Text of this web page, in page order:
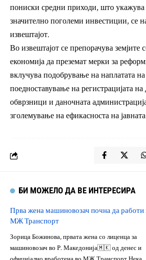
пониски средни приходи, што укажува
значително поголеми инвестиции, се
извештајот.
Во извештајот се препорачува земјите
економија да преземат мерки за
вклучува подобрување на наплатата
поедноставување на регистрацијата
обврзници и даночната
зголемување на ефикасноста на
БИ МОЖЕЛО ДА ВЕ ИНТЕРЕСИРА
Прва жена машиновозач почна да работи
МЖ Транспорт
Зорица Божинова, првата жена со лиценца за
машиновозач во Р. Македонија🇲🇰 од денес и